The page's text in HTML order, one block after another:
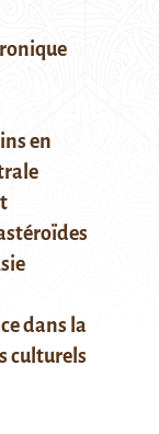
en
dans la
culturels